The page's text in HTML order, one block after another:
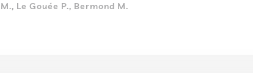
Le Gouée P., Bermond M.